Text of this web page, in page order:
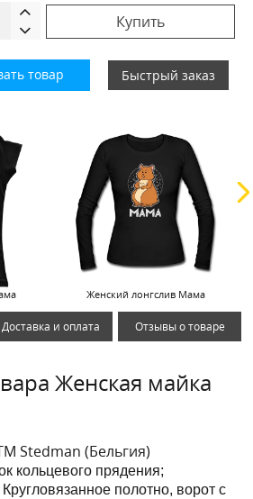
Купить
товар Быстрый заказ
Женский лонгслив Мама
Доставка и оплата Отзывы о товаре
Женская майка
Stedman (Бельгия)
кольцевого прядения;
полотно, ворот с